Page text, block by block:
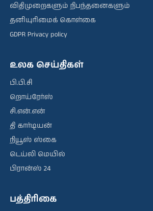
விதிமுறைகளும் நிபந்தனைகளும்
தனியுரிமைக் கொள்கை
GDPR Privacy policy
உலக செய்திகள்
பி.பி.சி
றொய்ரேர்ஸ்
சி.என்.என்
தி கார்டியன்
நியூஸ் ஸ்கை
டெய்லி மெயில்
பிரான்ஸ் 24
பத்திரிகை